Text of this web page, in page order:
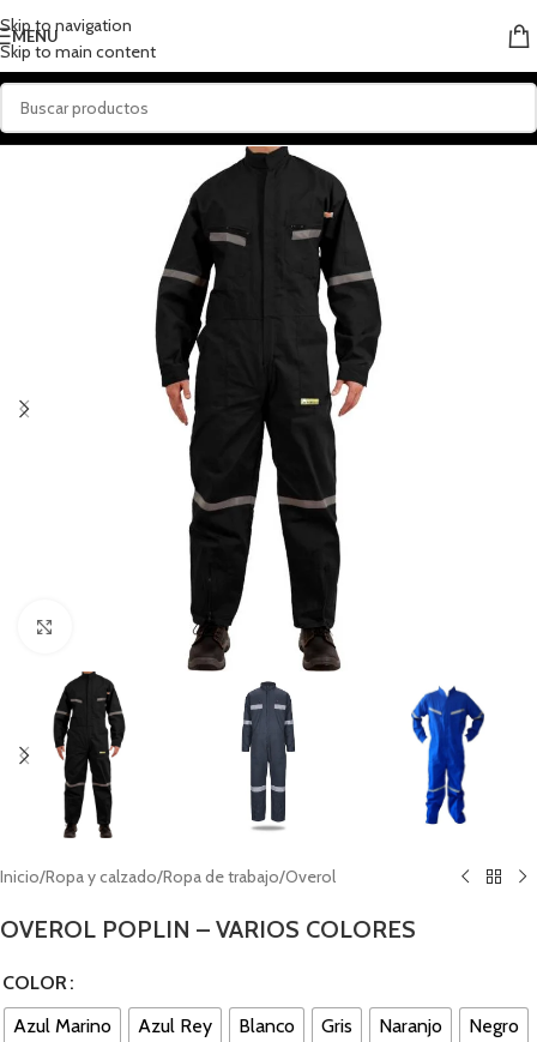
Skip to navigation
Skip to main content
MENU
Inicio/Ropa y calzado/Ropa de trabajo/Overol
OVEROL POPLIN – VARIOS COLORES
COLOR
Azul Marino
Azul Rey Blanco Gris Naranjo
Negro